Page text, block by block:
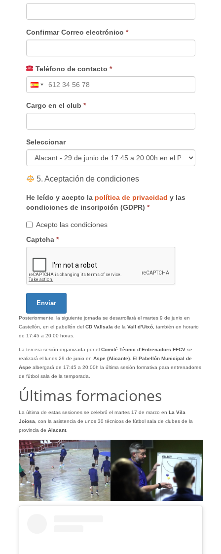
Confirmar Correo electrónico *
Teléfono de contacto*
Cargo en el club *
Seleccionar
5. Aceptación de condiciones
He leído y acepto la política de privacidad y las
condiciones de inscripción (GDPR) *
Acepto las condiciones
Captcha *
Enviar
Posteriormente, la siguiente jornada se desarrollará el martes 9 de junio en
Castellón, en el pabellón del CD Vallsala de la Vall d’Uixó, también en horario
de 17:45 a 20:00 horas.
La tercera sesión organizada por el Comité Tècnic d’Entrenadors FFCVse
realizará el lunes 29 de junio en Aspe (Alicante). El Pabellón Municipal de
Aspealbergará de 17:45 a 20:00h la última sesión formativa para entrenadores
de fútbol sala de la temporada.
Últimas formaciones
La última de estas sesiones se celebró el martes 17 de marzo en La Vila
Joiosa , con la asistencia de unos 30 técnicos de fútbol sala de clubes de la
provincia de Alacant.